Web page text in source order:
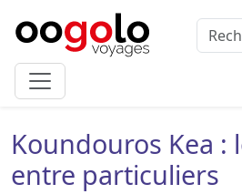
Koundouros Kea :
entre particuliers